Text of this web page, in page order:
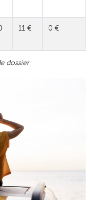
11 € 0 €
dossier